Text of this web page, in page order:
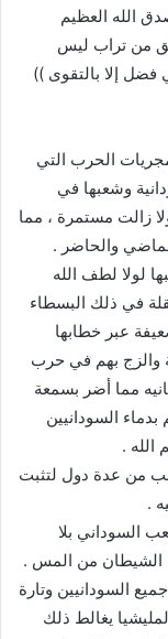
الله العظيم
من تراب ليس
إلا بالتقوى ))
الحرب التي
وشعبها في
زالت مستمرة ، مما
والحاضر .
لولا لطف الله
في ذلك البسطاء
عبر خطابها
والزج بهم في حرب
مما أضر بسمعة
السودانيين
الله .
من عدة دول لتثبت
.
السوداني بلا
الشيطان من المس .
56 التي أسسها جميع السودانيين وتارة
يغالط ذلك